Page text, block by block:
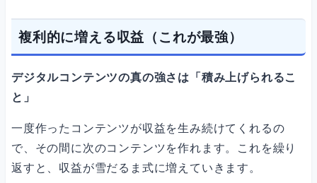
複利的に増える収益（これが最強）
デジタルコンテンツの真の強さは「積み上げられるこ
と」
一度作ったコンテンツが収益を生み続けてくれるの
で、その間に次のコンテンツを作れます。これを繰り
返すと、収益が雪だるま式に増えていきます。